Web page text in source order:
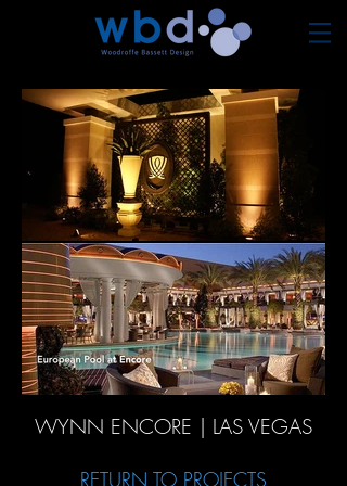
WYNN ENCORE | LAS VEGAS
RETURN TO PROJECTS